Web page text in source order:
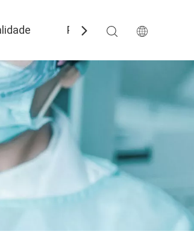
Perguntas frequentes